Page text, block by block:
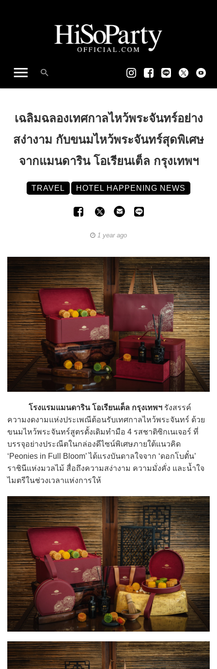
เฉลิมฉลองเทศกาลไหว้พระจันทร์อย่าง
สง่างาม กับขนมไหว้พระจันทร์สุดพิเศษ
จากแมนดาริน โอเรียนเต็ล กรุงเทพฯ
TRAVEL HOTEL HAPPENING NEWS
1 year ago
โรงแรมแมนดาริน โอเรียนเต็ล กรุงเทพฯ รังสรรค์
ความงดงามแห่งประเพณีต้อนรับเทศกาลไหว้พระจันทร์ ด้วย
ขนมไหว้พระจันทร์สูตรดั้งเดิมทำมือ 4 รสชาติซิกเนเจอร์ ที่
บรรจุอย่างประณีตในกล่องดีไซน์พิเศษภายใต้แนวคิด
‘Peonies in Full Bloom’ ได้แรงบันดาลใจจาก ‘ดอกโบตั๋น’
ราชินีแห่งมวลไม้ สื่อถึงความสง่างาม ความมั่งคั่ง และน้ำใจ
ไมตรีในช่วงเวลาแห่งการให้